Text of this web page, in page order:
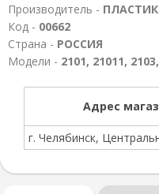
Производитель - ПЛАСТИК
Код - 00662
Страна - РОССИЯ
Модели - 2101, 21011,
Адрес
г. Челябинск,